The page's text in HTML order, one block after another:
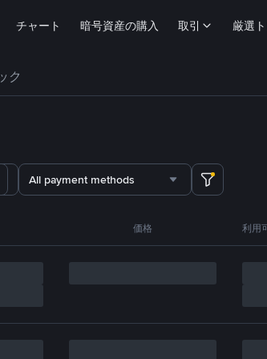
チャート 暗号資産の購入 取引 厳選
ク
All payment methods
価格 利用